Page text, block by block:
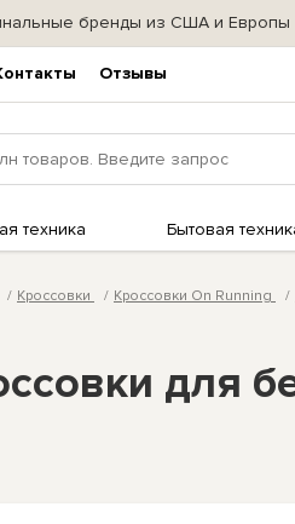
бренды из США и Европы
Отзывы
техника Бытовая
Кроссовки Кроссовки On Running
для